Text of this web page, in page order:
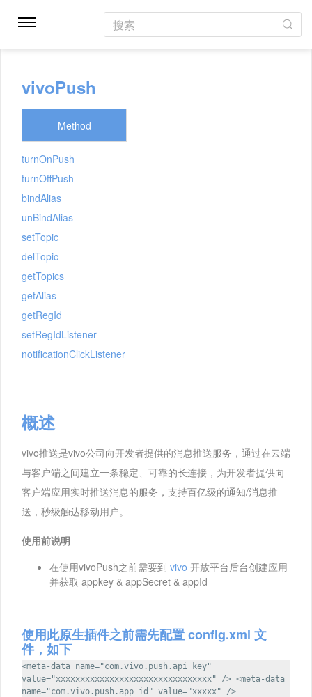
搜索
vivoPush
Method
turnOnPush
turnOffPush
bindAlias
unBindAlias
setTopic
delTopic
getTopics
getAlias
getRegId
setRegIdListener
notificationClickListener
概述
vivo推送是vivo公司向开发者提供的消息推送服务，通过在云端
与客户端之间建立一条稳定、可靠的长连接，为开发者提供向
客户端应用实时推送消息的服务，支持百亿级的通知/消息推
送，秒级触达移动用户。
使用前说明
在使用vivoPush之前需要到 vivo 开放平台后台创建应用
并获取 appkey & appSecret & appId
使用此原生插件之前需先配置 config.xml 文
件，如下
<meta-data name="com.vivo.push.api_key"
value="xxxxxxxxxxxxxxxxxxxxxxxxxxxxxxxx" /> <meta-data
name="com.vivo.push.app_id" value="xxxxx" />